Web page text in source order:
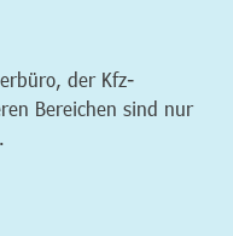
der Kfz-
Bereichen sind nur